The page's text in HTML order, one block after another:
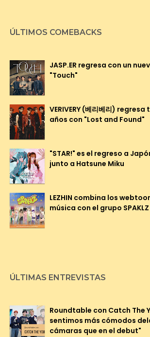
ÚLTIMOS COMEBACKS
JASP.ER regresa con un
"Touch"
VERIVERY (베리베리)
años con "Lost and Found"
"STAR!" es el regreso a
junto a Hatsune Miku
LEZHIN combina los
música con el grupo SPAKLZ
ÚLTIMAS ENTREVISTAS
Roundtable con Catch The
sentimos más cómodos
cámaras que en el debut"